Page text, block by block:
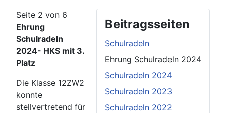
Beitragsseiten
Schulradeln
Ehrung Schulradeln 2024
Schulradeln 2024
Schulradeln 2023
Schulradeln 2022
Seite 2 von 6
Ehrung
Schulradeln
2024- HKS mit 3.
Platz
Die Klasse 12ZW2
konnte
stellvertretend für